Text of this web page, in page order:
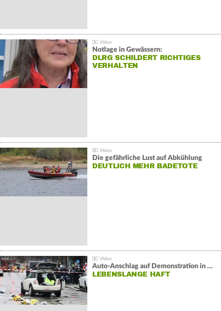
Notlage in Gewässern:
DLRG SCHILDERT RICHTIGES
VERHALTEN
Die gefährliche Lust auf Abkühlung
DEUTLICH MEHR BADETOTE
Auto-Anschlag auf Demonstration in München:
LEBENSLANGE HAFT